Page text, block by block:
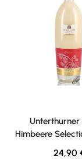
Unterthurner
Himbeere
0,50l
24,90